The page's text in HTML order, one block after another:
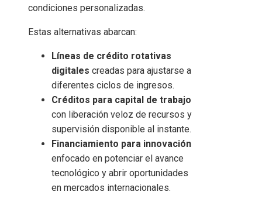
condiciones personalizadas.
Estas alternativas abarcan:
Líneas de crédito rotativas
digitales creadas para ajustarse a
diferentes ciclos de ingresos.
Créditos para capital de trabajo
con liberación veloz de recursos y
supervisión disponible al instante.
Financiamiento para innovación
enfocado en potenciar el avance
tecnológico y abrir oportunidades
en mercados internacionales.